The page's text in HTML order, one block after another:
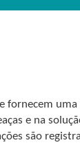
uma
e na
são